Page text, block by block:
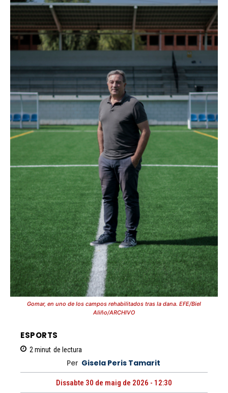
Gomar, en uno de los campos rehabilitados tras la dana. EFE/Biel
Aliño/ARCHIVO
ESPORTS
2 minut de lectura
Per Gisela Peris Tamarit
Dissabte 30 de maig de 2026 - 12:30